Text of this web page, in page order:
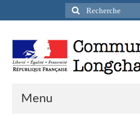
Rechercher
:
Menu